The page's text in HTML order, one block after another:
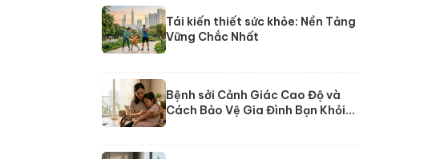
Tái kiến thiết sức khỏe: Nền Tảng
Vững Chắc Nhất
Bệnh sởi Cảnh Giác Cao Độ và
Cách Bảo Vệ Gia Đình Bạn Khỏi